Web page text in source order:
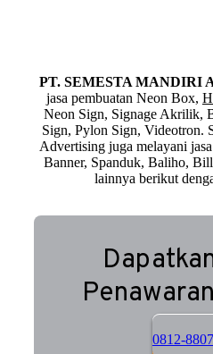
PT. SEMESTA MANDIRI
jasa pembuatan Neon Box,
Neon Sign, Signage Akrilik,
Sign, Pylon Sign, Videotron.
Advertising juga melayani
Banner, Spanduk, Baliho,
lainnya berikut
0812-